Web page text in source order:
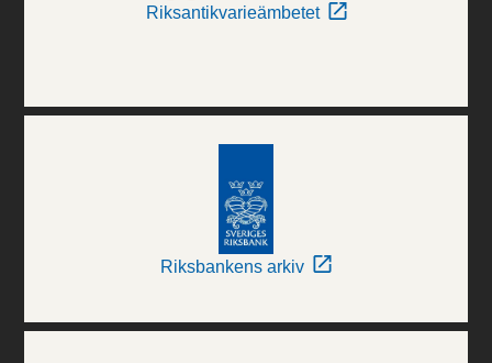
Riksantikvarieämbetet
Riksbankens arkiv